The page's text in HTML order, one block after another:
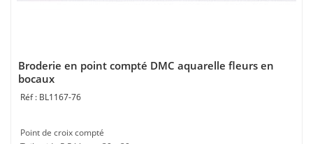
Broderie en point compté DMC aquarelle fleurs en
bocaux
BL1167-76
Point de croix compté